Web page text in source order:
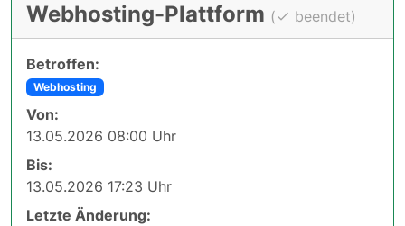
Webhosting-Plattform ( beendet)
Betroffen:
Webhosting
Von:
13.05.2026 08:00 Uhr
Bis:
13.05.2026 17:23 Uhr
Letzte Änderung: